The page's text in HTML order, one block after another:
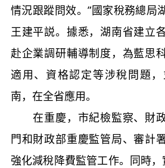
情況跟蹤問效。”國家稅務總局
王建平説。據悉，湖南省建立
赴企業調研輔導制度，為藍思
適用、資格認定等涉稅問題
南，在全省應用。
在重慶，市紀檢監察、財
門和財政部重慶監管局、審計
強化減稅降費監管工作。同時，